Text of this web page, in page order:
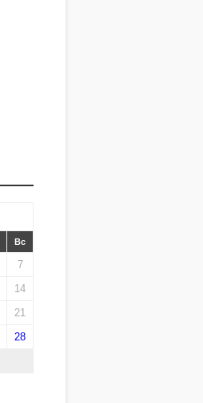
Вс
7
14
21
28